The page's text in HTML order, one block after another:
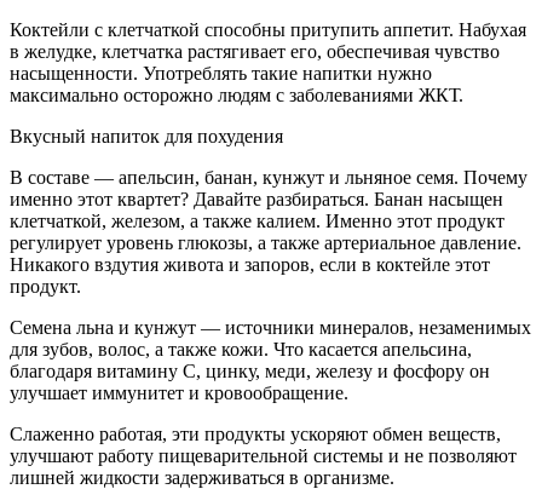
Коктейли с клетчаткой способны притупить аппетит. Набухая
в желудке, клетчатка растягивает его, обеспечивая чувство
насыщенности. Употреблять такие напитки нужно
максимально осторожно людям с заболеваниями ЖКТ.
Вкусный напиток для похудения
В составе — апельсин, банан, кунжут и льняное семя. Почему
именно этот квартет? Давайте разбираться. Банан насыщен
клетчаткой, железом, а также калием. Именно этот продукт
регулирует уровень глюкозы, а также артериальное давление.
Никакого вздутия живота и запоров, если в коктейле этот
продукт.
Семена льна и кунжут — источники минералов, незаменимых
для зубов, волос, а также кожи. Что касается апельсина,
благодаря витамину С, цинку, меди, железу и фосфору он
улучшает иммунитет и кровообращение.
Слаженно работая, эти продукты ускоряют обмен веществ,
улучшают работу пищеварительной системы и не позволяют
лишней жидкости задерживаться в организме.